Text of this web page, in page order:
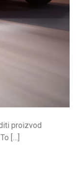
proizvod
[…]